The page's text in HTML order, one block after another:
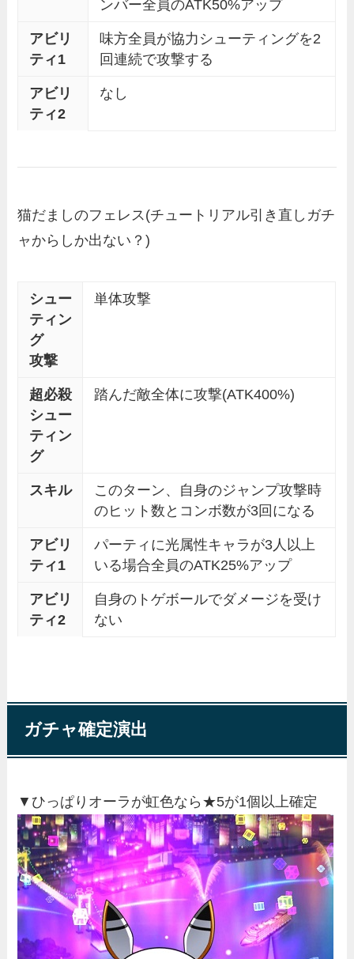
ンバー全員のATK50%アップ
アビリ
ティ1
味方全員が協力シューティングを2
回連続で攻撃する
アビリ
ティ2
なし
猫だましのフェレス(チュートリアル引き直しガチ
ャからしか出ない？)
シュー
ティン
グ
攻撃
単体攻撃
超必殺
シュー
ティン
グ
踏んだ敵全体に攻撃(ATK400%)
スキル
このターン、自身のジャンプ攻撃時
のヒット数とコンボ数が3回になる
アビリ
ティ1
パーティに光属性キャラが3人以上
いる場合全員のATK25%アップ
アビリ
ティ2
自身のトゲボールでダメージを受け
ない
ガチャ確定演出
▼ひっぱりオーラが虹色なら★5が1個以上確定